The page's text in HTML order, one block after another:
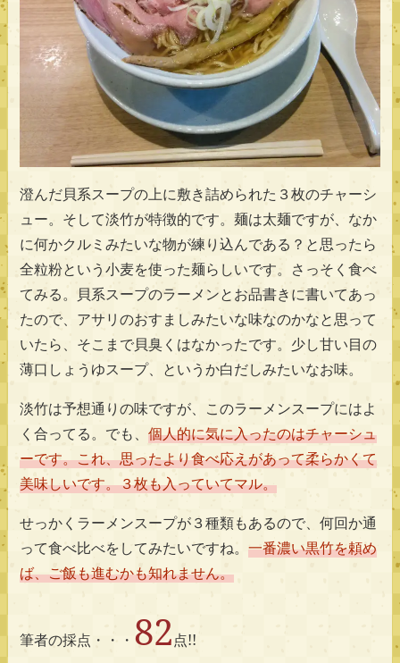
澄んだ貝系スープの上に敷き詰められた３枚のチャーシ
ュー。そして淡竹が特徴的です。麺は太麺ですが、なか
に何かクルミみたいな物が練り込んである？と思ったら
全粒粉という小麦を使った麺らしいです。さっそく食べ
てみる。貝系スープのラーメンとお品書きに書いてあっ
たので、アサリのおすましみたいな味なのかなと思って
いたら、そこまで貝臭くはなかったです。少し甘い目の
薄口しょうゆスープ、というか白だしみたいなお味。
淡竹は予想通りの味ですが、このラーメンスープにはよ
く合ってる。でも、 個人的に気に入ったのはチャーシュ
ーです。これ、思ったより食べ応えがあって柔らかくて
美味しいです。３枚も入っていてマル。
せっかくラーメンスープが３種類もあるので、何回か通
って食べ比べをしてみたいですね。 一番濃い黒竹を頼め
ば、ご飯も進むかも知れません。
筆者の採点・・・ 82点!!